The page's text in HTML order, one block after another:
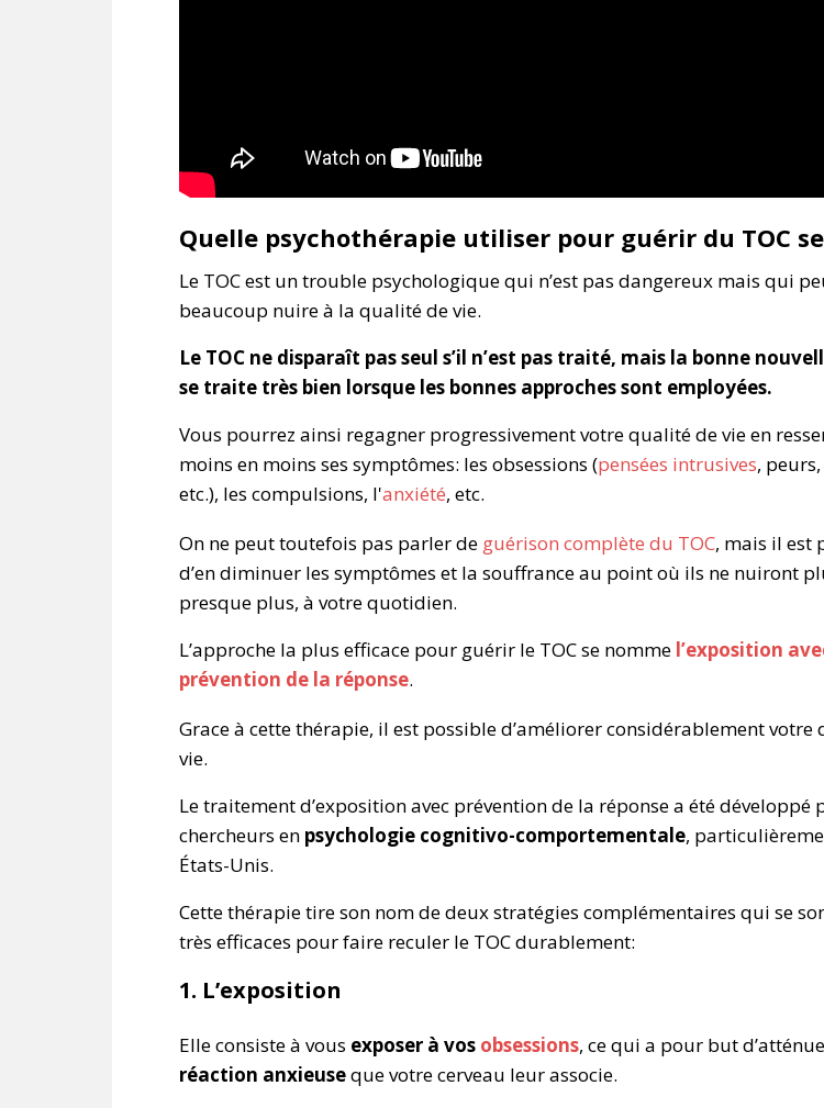
Quelle psychothérapie utiliser pour guérir du TOC
Le TOC est un trouble psychologique qui n’est pas dangereux mais qui
beaucoup nuire à la qualité de vie.
Le TOC ne disparaît pas seul s’il n’est pas traité, mais la bonne
se traite très bien lorsque les bonnes approches sont employées.
Vous pourrez ainsi regagner progressivement votre qualité de vie en
moins en moins ses symptômes: les obsessions (pensées intrusives,
etc.), les compulsions, l'anxiété, etc.
On ne peut toutefois pas parler de guérison complète du TOC, mais il est
d’en diminuer les symptômes et la souffrance au point où ils ne nuiront
presque plus, à votre quotidien.
L’approche la plus efficace pour guérir le TOC se nomme l’exposition
prévention de la réponse.
Grace à cette thérapie, il est possible d’améliorer considérablement votre
vie.
Le traitement d’exposition avec prévention de la réponse a été développé
chercheurs en psychologie cognitivo-comportementale,
États-Unis.
Cette thérapie tire son nom de deux stratégies complémentaires qui se
très efficaces pour faire reculer le TOC durablement:
1. L’exposition
Elleconsiste à vous exposer à vos obsessions, ce qui a pour but
réaction anxieuseque votre cerveau leur associe.